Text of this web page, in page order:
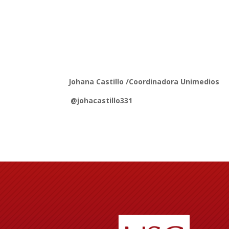
Johana Castillo /Coordinadora Unimedios
@johacastillo331